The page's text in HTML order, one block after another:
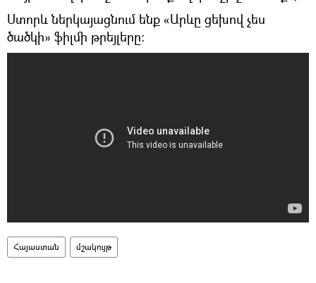
Ստորև ներկայացնում ենք «Արևը ցեխով չես
ծածկի» ֆիլմի թրեյլերը։
Հայաստան մշակույթ